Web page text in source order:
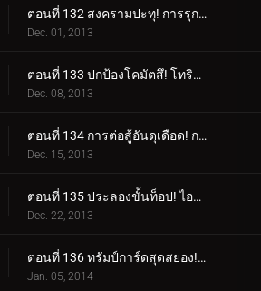
ตอนที่ 132 สงครามปะทุ! การรุกอันดุเดือดเต็มรูปแบบของ Bishokukai.!
Dec. 01, 2013
ตอนที่ 133 ปกป้องโคมัตสึ! โทริโกะ ปะทะ สตาร์จุน!
Dec. 08, 2013
ตอนที่ 134 การต่อสู้อันดุเดือด! การโจมตีที่แข็งแกร่งที่สุดของโทริโกะ!
Dec. 15, 2013
ตอนที่ 135 ประลองขั้นท็อป! ไอจีโอ ปะทะ บิโชคุไค
Dec. 22, 2013
ตอนที่ 136 ทรัมป์การ์ดสุดสยอง! สัตว์ประหลาดแห่งโลกกูร์เมต์ 'ไนโตร'
Jan. 05, 2014